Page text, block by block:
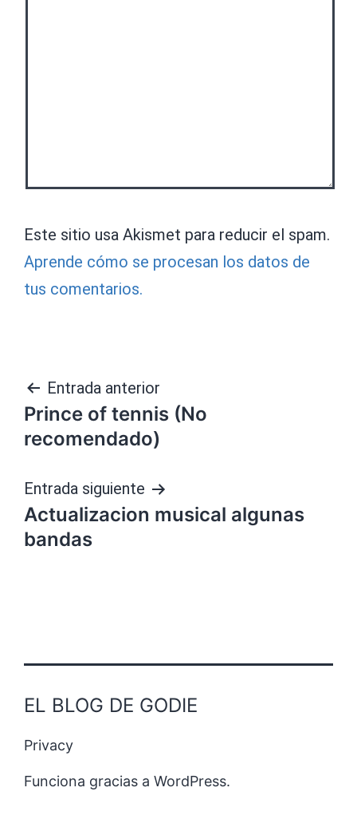
Este sitio usa Akismet para reducir el spam.
Aprende cómo se procesan los datos de
tus comentarios.
Navegación
de
Entrada anterior
Prince of tennis (No
recomendado)
Entrada siguiente
Actualizacion musical algunas
bandas
EL BLOG DE GODIE
Privacy
Funciona gracias a WordPress.